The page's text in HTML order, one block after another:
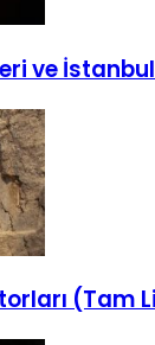
ve
(Tam